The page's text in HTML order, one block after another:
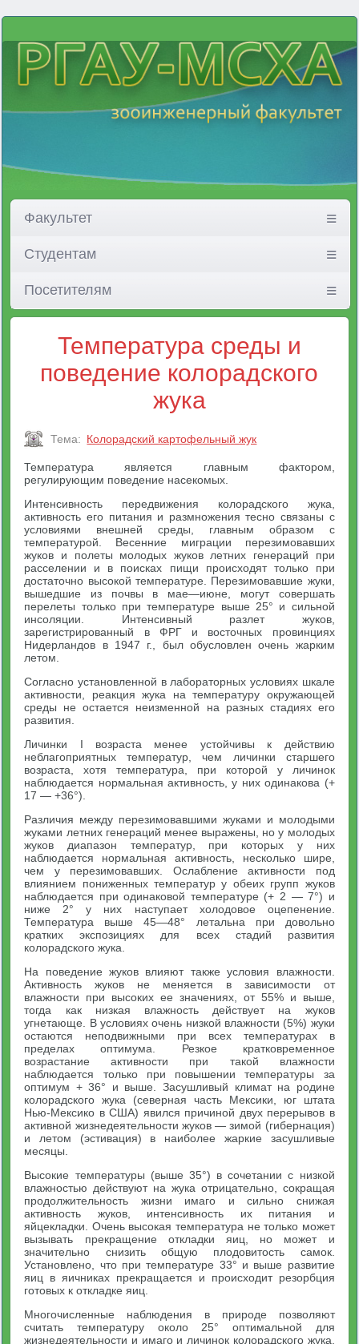
Факультет
Студентам
Посетителям
Температура среды и
поведение колорадского
жука
Тема: Колорадский картофельный жук
Температура является главным фактором,
регулирующим поведение насекомых.
Интенсивность передвижения колорадского жука,
активность его питания и размножения тесно связаны с
условиями внешней среды, главным образом с
температурой. Весенние миграции перезимовавших
жуков и полеты молодых жуков летних генераций при
расселении и в поисках пищи происходят только при
достаточно высокой температуре. Перезимовавшие жуки,
вышедшие из почвы в мае—июне, могут совершать
перелеты только при температуре выше 25° и сильной
инсоляции. Интенсивный разлет жуков,
зарегистрированный в ФРГ и восточных провинциях
Нидерландов в 1947 г., был обусловлен очень жарким
летом.
Согласно установленной в лабораторных условиях шкале
активности, реакция жука на температуру окружающей
среды не остается неизменной на разных стадиях его
развития.
Личинки I возраста менее устойчивы к действию
неблагоприятных температур, чем личинки старшего
возраста, хотя температура, при которой у личинок
наблюдается нормальная активность, у них одинакова (+
17 — +36°).
Различия между перезимовавшими жуками и молодыми
жуками летних генераций менее выражены, но у молодых
жуков диапазон температур, при которых у них
наблюдается нормальная активность, несколько шире,
чем у перезимовавших. Ослабление активности под
влиянием пониженных температур у обеих групп жуков
наблюдается при одинаковой температуре (+ 2 — 7°) и
ниже 2° у них наступает холодовое оцепенение.
Температура выше 45—48° летальна при довольно
кратких экспозициях для всех стадий развития
колорадского жука.
На поведение жуков влияют также условия влажности.
Активность жуков не меняется в зависимости от
влажности при высоких ее значениях, от 55% и выше,
тогда как низкая влажность действует на жуков
угнетающе. В условиях очень низкой влажности (5%) жуки
остаются неподвижными при всех температурах в
пределах оптимума. Резкое кратковременное
возрастание активности при такой влажности
наблюдается только при повышении температуры за
оптимум + 36° и выше. Засушливый климат на родине
колорадского жука (северная часть Мексики, юг штата
Нью-Мексико в США) явился причиной двух перерывов в
активной жизнедеятельности жуков — зимой (гибернация)
и летом (эстивация) в наиболее жаркие засушливые
месяцы.
Высокие температуры (выше 35°) в сочетании с низкой
влажностью действуют на жука отрицательно, сокращая
продолжительность жизни имаго и сильно снижая
активность жуков, интенсивность их питания и
яйцекладки. Очень высокая температура не только может
вызывать прекращение откладки яиц, но может и
значительно снизить общую плодовитость самок.
Установлено, что при температуре 33° и выше развитие
яиц в яичниках прекращается и происходит резорбция
готовых к откладке яиц.
Многочисленные наблюдения в природе позволяют
считать температуру около 25° оптимальной для
жизнедеятельности и имаго и личинок колорадского жука.